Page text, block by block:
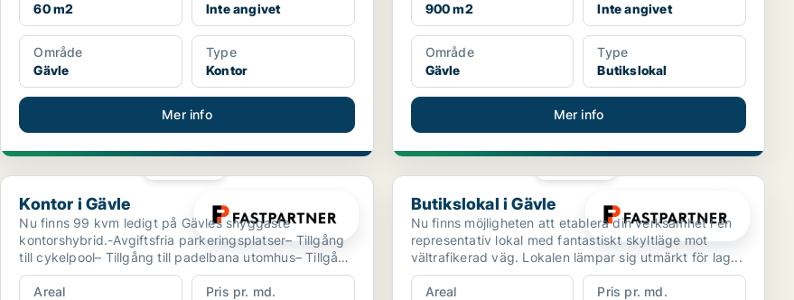
60 m2
Inte angivet
Område
Gävle
Type
Kontor
Mer info
900 m2
Inte angivet
Område
Gävle
Type
Butikslokal
Mer info
Kontor i Gävle
Kontor i Gävle
Nu finns 99 kvm ledigt på Gävles snyggaste
kontorshybrid.-Avgiftsfria parkeringsplatser– Tillgång
till cykelpool– Tillgång till padelbana utomhus– Tillgång
t...
Areal
Pris pr. md.
Butikslokal i Gävle
Butikslokal i Gävle
Nu finns möjligheten att etablera din verksamhet i en
representativ lokal med fantastiskt skyltläge mot
vältrafikerad väg. Lokalen lämpar sig utmärkt för lag...
Areal
Pris pr. md.